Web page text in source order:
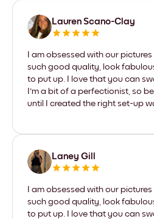
Lauren Scano-Clay
I am obsessed with our
such good quality, look
to put up. I love that you can
I'm a bit of a perfectionist, so
until I created the right set-up
Laney Gill
I am obsessed with our
such good quality, look
to put up. I love that you can